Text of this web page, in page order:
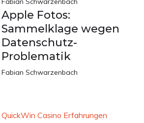
Apple Fotos:
Sammelklage wegen
Datenschutz-
Problematik
Fabian Schwarzenbach
QuickWin Casino Erfahrungen